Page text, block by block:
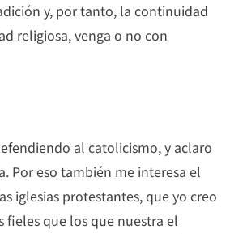
y, por tanto, la continuidad
religiosa, venga o no con
al catolicismo, y aclaro
Por eso también me interesa el
iglesias protestantes, que yo creo
fieles que los que nuestra el